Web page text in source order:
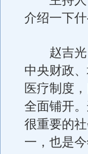
介绍一下
赵吉光
中央财政
医疗制度
全面铺开
很重要的
一，也是